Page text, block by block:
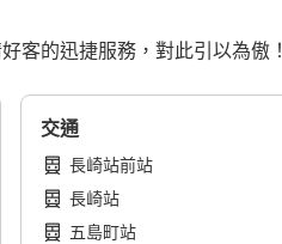
客的迅捷服務，對此引以為傲！
交通
長崎站前站
長崎站
五島町站